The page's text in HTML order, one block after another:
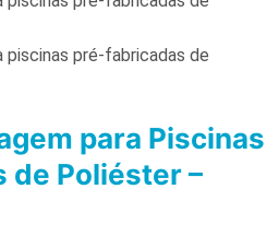
para Piscinas
de Poliéster –